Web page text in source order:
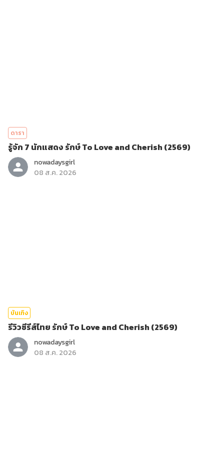
ดารา
รู้จัก 7 นักแสดง รักษ์ To Love and Cherish (2569)
nowadaysgirl
08 ส.ค. 2026
บันเทิง
รีวิวซีรีส์ไทย รักษ์ To Love and Cherish (2569)
nowadaysgirl
08 ส.ค. 2026